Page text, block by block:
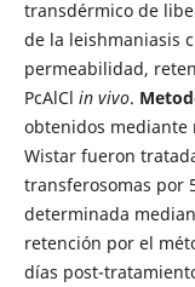
transdérmico de
de la leishmaniasis
permeabilidad,
PcAlCl in vivo.
obtenidos mediante
Wistar fueron
transferosomas por
determinada
retención por el
días post-